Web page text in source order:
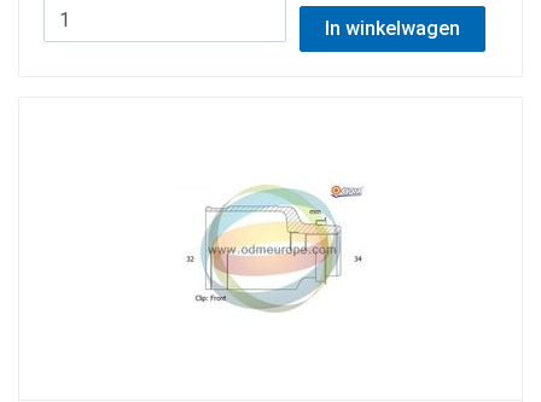
In winkelwagen